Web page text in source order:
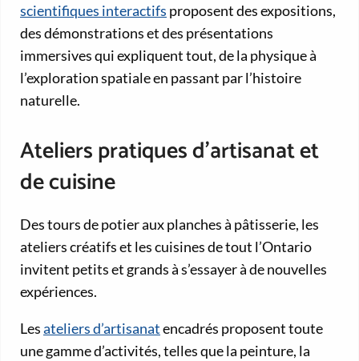
scientifiques interactifs proposent des expositions,
des démonstrations et des présentations
immersives qui expliquent tout, de la physique à
l’exploration spatiale en passant par l’histoire
naturelle.
Ateliers pratiques d’artisanat et
de cuisine
Des tours de potier aux planches à pâtisserie, les
ateliers créatifs et les cuisines de tout l’Ontario
invitent petits et grands à s’essayer à de nouvelles
expériences.
Lesateliers d’artisanatencadrés proposent toute
une gamme d’activités, telles que la peinture, la